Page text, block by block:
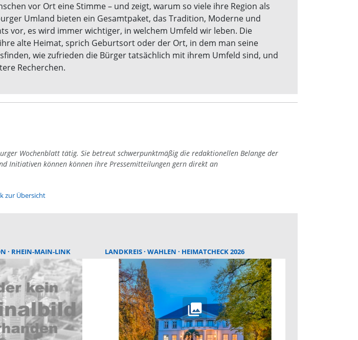
vor Ort eine Stimme – und zeigt, warum so viele ihre Region als
Umland bieten ein Gesamtpaket, das Tradition, Moderne und
vor, es wird immer wichtiger, in welchem Umfeld wir leben. Die
alte Heimat, sprich Geburtsort oder der Ort, in dem man seine
wie zufrieden die Bürger tatsächlich mit ihrem Umfeld sind, und
Recherchen.
Wochenblatt tätig. Sie betreut schwerpunktmäßig die redaktionellen Belange der
Initiativen können können ihre Pressemitteilungen gern direkt an
zur Übersicht
RHEIN-MAIN-LINK LANDKREIS WAHLEN HEIMATCHECK 2026